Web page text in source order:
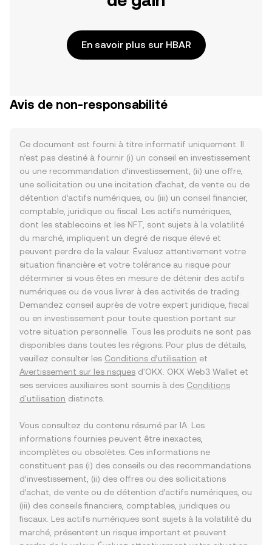
En savoir plus sur HBAR
Avis de non-responsabilité
Ce document est fourni à titre informatif uniquement. Il
n’est pas destiné à fournir (i) un conseil en investissement
ou une recommandation d’investissement, (ii) une offre,
une sollicitation ou une incitation d’achat, de vente ou de
détention d’actifs numériques, ou (iii) un conseil financier,
comptable, juridique ou fiscal. Les actifs numériques,
dont les stablecoins et les NFT, sont sujets à la volatilité
du marché, impliquent un degré de risque élevé et
peuvent perdre de la valeur. Évaluez attentivement votre
situation financière et votre tolérance au risque pour
déterminer si vous êtes en mesure de détenir des actifs
numériques ou de vous livrer à des activités de trading.
Demandez conseil auprès de votre expert juridique, fiscal
ou en investissement pour toute question portant sur
votre situation personnelle. Tous les produits ne sont pas
disponibles dans toutes les régions. Pour plus de détails,
veuillez consulter les Conditions d’utilisation et
Avertissement sur les risques d'OKX. OKX Web3 Wallet et
ses services auxiliaires sont soumis à des Conditions
d'utilisation distincts.
Vous consultez du contenu résumé par IA. Les
informations fournies peuvent être inexactes,
incomplètes ou obsolètes. Ces informations ne
constituent pas (i) des conseils ou des recommandations
d’investissement, (ii) des offres ou des sollicitations
d’achat, de vente ou de détention d’actifs numériques, ou
(iii) des conseils financiers, comptables, juridiques ou
fiscaux. Les actifs numériques sont sujets à la volatilité du
marché, présentent un risque important et peuvent